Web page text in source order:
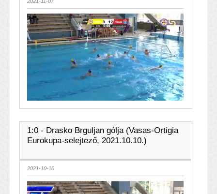
1:0 - Drasko Brguljan gólja (Vasas-Ortigia
Eurokupa-selejtező, 2021.10.10.)
2021-10-10